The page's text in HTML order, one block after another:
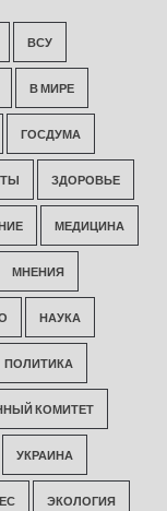
ВСУ
В МИРЕ
ГОСДУМА
ЗДОРОВЬЕ
МЕДИЦИНА
МНЕНИЯ
НАУКА
ПОЛИТИКА
КОМИТЕТ
УКРАИНА
ЭКОЛОГИЯ